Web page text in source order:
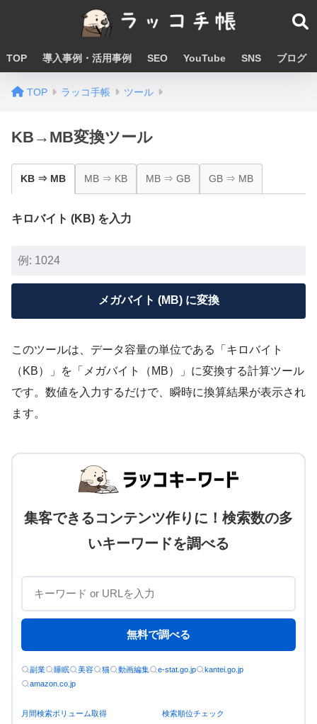
TOP 導入事例・活用事例 SEO YouTube SNS ブログ
TOP ラッコ手帳 ツール
KB→MB変換ツール
KB ⇒ MB MB ⇒ KB MB ⇒ GB GB ⇒ MB
キロバイト (KB) を入力
メガバイト (MB) に変換
このツールは、データ容量の単位である「キロバイト
（KB）」を「メガバイト（MB）」に変換する計算ツール
です。数値を入力するだけで、瞬時に換算結果が表示され
ます。
集客できるコンテンツ作りに！検索数の多
いキーワードを調べる
無料で調べる
副業 睡眠 美容 猫 動画編集 e-stat.go.jp
kantei.go.jp
amazon.co.jp
月間検索ボリューム取得 検索順位チェック